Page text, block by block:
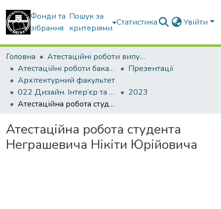
Фонди та
зібрання
Пошук за
критеріями
Статистика Увійти
Головна
Атестаційні роботи випускників
Атестаційні роботи бакалаврів
Презентації
Архітектурний факультет
022 Дизайн. Інтер’єр та обладнання
2023
Атестаційна робота студента Неграшевича Нікіти Юрійовича
Атестаційна робота студента
Неграшевича Нікіти Юрійовича